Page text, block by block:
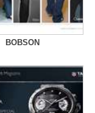
BOBSON